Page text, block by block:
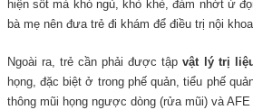
hiện sốt mà khó ngủ, khò khè, đàm nhớt ứ
bà mẹ nên đưa trẻ đi khám để điều trị nội
Ngoài ra, trẻ cần phải được tậpvật lý trị
họng, đặc biệt ở trong phế quản, tiểu phế
thông mũi họng ngược dòng (rửa mũi) và